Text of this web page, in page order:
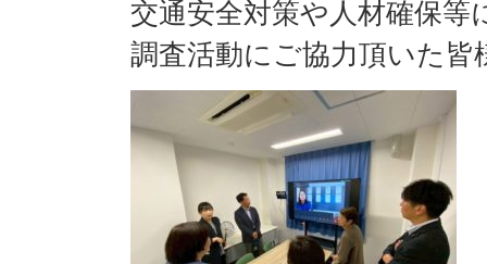
交通安全対策や人材確保
調査活動にご協力頂いた